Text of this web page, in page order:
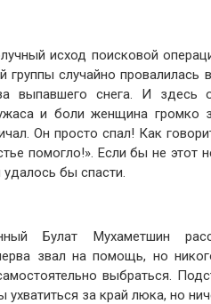
исход поисковой
группы случайно провалилась
выпавшего снега. И здесь
и боли женщина громко
Он просто спал! Как
помогло!». Если бы не этот
удалось бы спасти.
Булат Мухаметшин
звал на помощь, но
выбраться.
ухватиться за край люка, но